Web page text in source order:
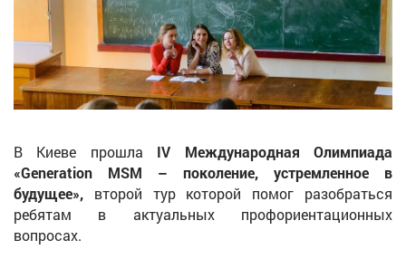
В Киеве прошла IV Международная Олимпиада
«Generation MSM – поколение, устремленное в
будущее», второй тур которой помог разобраться
ребятам в актуальных профориентационных
вопросах.